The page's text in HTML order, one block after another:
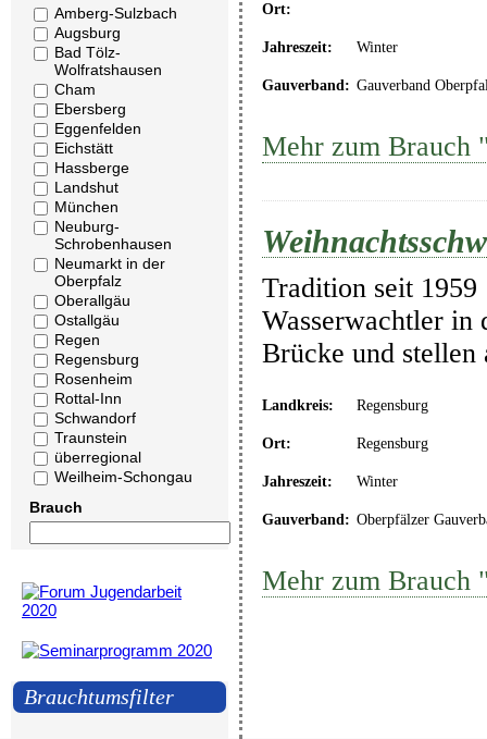
Amberg-Sulzbach
Augsburg
Bad Tölz-
Wolfratshausen
Cham
Ebersberg
Eggenfelden
Eichstätt
Hassberge
Landshut
München
Neuburg-
Schrobenhausen
Neumarkt in der
Oberpfalz
Oberallgäu
Ostallgäu
Regen
Regensburg
Rosenheim
Rottal-Inn
Schwandorf
Traunstein
überregional
Weilheim-Schongau
Brauch
Brauchtumsfilter
Ort:
Jahreszeit: Winter
Gauverband: Gauverband
Mehr zum Brauch
Tradition seit 1959
Wasserwachtler in
Brücke und stellen
Landkreis: Regensburg
Ort: Regensburg
Jahreszeit: Winter
Gauverband: Oberpfälzer
Mehr zum Brauch